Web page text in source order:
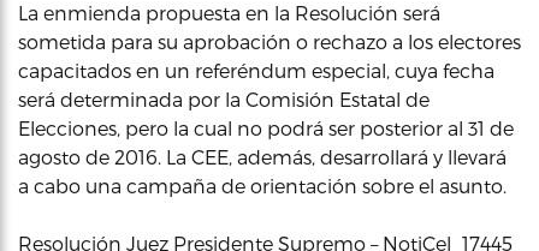
La enmienda propuesta en la Resolución será
sometida para su aprobación o rechazo a los electores
capacitados en un referéndum especial, cuya fecha
será determinada por la Comisión Estatal de
Elecciones, pero la cual no podrá ser posterior al 31 de
agosto de 2016. La CEE, además, desarrollará y llevará
a cabo una campaña de orientación sobre el asunto.
Resolución Juez Presidente Supremo – NotiCel_17445